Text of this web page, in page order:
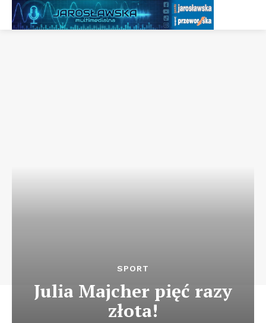
SPORT
Julia Majcher pięć razy
złota!